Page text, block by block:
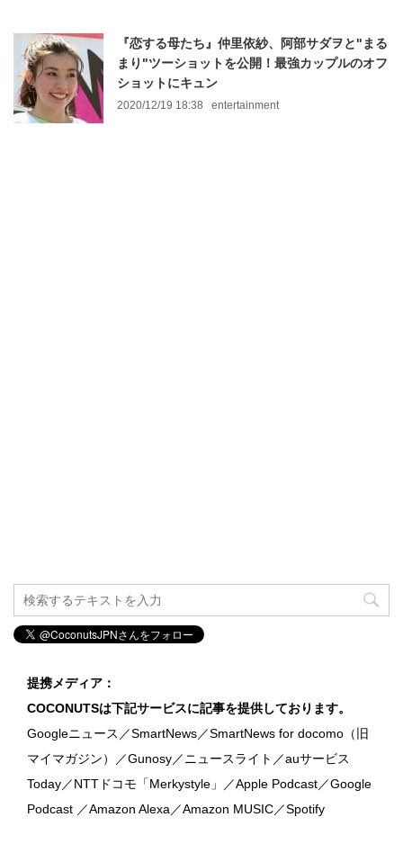
『恋する母たち』仲里依紗、阿部サダヲと"まる
まり"ツーショットを公開！最強カップルのオフ
ショットにキュン
2020/12/19 18:38 entertainment
提携メディア：
COCONUTSは下記サービスに記事を提供しております。
Googleニュース／SmartNews／SmartNews for docomo（旧
マイマガジン）／Gunosy／ニュースライト／auサービス
Today／NTTドコモ「Merkystyle」／Apple Podcast／Google
Podcast ／Amazon Alexa／Amazon MUSIC／Spotify